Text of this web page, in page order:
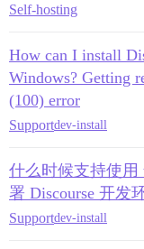
Self-hosting
How can I install
Windows? Getting
(100) error
Supportdev-install
什么时候支持使用
署 Discourse 开发
Supportdev-install